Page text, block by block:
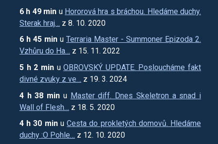
6 h 49 min u Hororová hra s bráchou. Hledáme duchy.
Sterak hraj… z 8. 10. 2020
6 h 45 min u Terraria Master - Summoner Epizoda 2.
Vzhůru do Ha… z 15. 11. 2022
5 h 2 minuOBROVSKÝ UPDATE. Posloucháme fakt
divné zvuky z ve… z 19. 3. 2024
4 h 38 min u Master diff. Dnes Skeletron a snad i
Wall of Flesh… z 18. 5. 2020
4 h 30 minuCesta do prokletých domovů. Hledáme
duchy :O Pohle… z 12. 10. 2020